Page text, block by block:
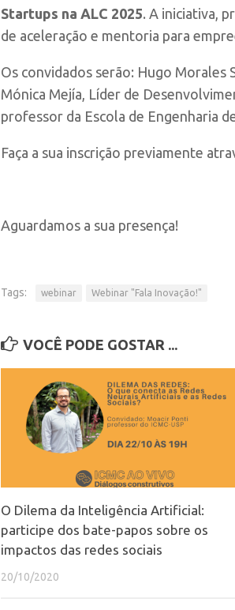
Startups na ALC 2025. A iniciativa,
de aceleração e mentoria para
Os convidados serão: Hugo Morales
Mónica Mejía, Líder de
professor da Escola de Engenharia
Faça a sua inscrição previamente
Aguardamos a sua presença!
Tags: webinar Webinar "Fala Inovação!"
VOCÊ PODE GOSTAR ...
O Dilema da Inteligência Artificial:
participe dos bate-papos sobre os
impactos das redes sociais
20/10/2020